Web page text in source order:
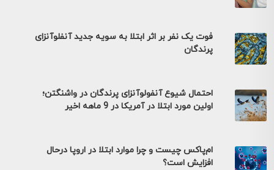
فوت یک نفر بر اثر ابتلا به سویه جدید آنفلوآنزای
پرندگان
احتمال شیوع آنفولوآنزای پرندگان در واشنگتن؛
اولین مورد ابتلا در آمریکا در 9 ماهه اخیر
ام‌پاکس چیست و چرا موارد ابتلا در اروپا درحال
افزایش است؟